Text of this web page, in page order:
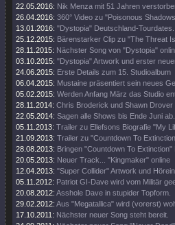
22.05.2016: Nik Menza mit 51 Jahren
26.04.2016: 360° Video zu "Poisonous
13.01.2016: "Dystopia" Deutschland-Tourdates.
25.12.2015: Bärenstarker Clip zu "The Threat
28.11.2015: Nächster Song von "Dystopia"
03.10.2015: "Dystopia" Artwork und erster
24.06.2015: Erste Details zum 15. Studioalbum
06.04.2015: Mustaine präsentiert sein neues
05.02.2015: Werden Anfang März das Studio
28.11.2014: Chris Broderick und Shawn
22.05.2014: Sagen alle Shows bis Ende Juni ab.
05.11.2013: Trailer zu Ellefsons Biografie "My
21.09.2013: Trailer zu "Countdown To
28.08.2013: Bringen "Countdown To Extinction"
20.05.2013: Neuer Track... "Kingmaker" online
12.04.2013: "Super Collider" Artwork und
05.11.2012: Patriot GI-Dave wird vom Militär
20.08.2012: Asshole Dave in stupider Topform.
29.02.2012: Aus "Megatallica" wird (vorerst)
17.10.2011: Nächster neuer Song steht bereit.